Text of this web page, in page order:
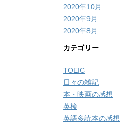
2020年10月
2020年9月
2020年8月
カテゴリー
TOEIC
日々の雑記
本・映画の感想
英検
英語多読本の感想